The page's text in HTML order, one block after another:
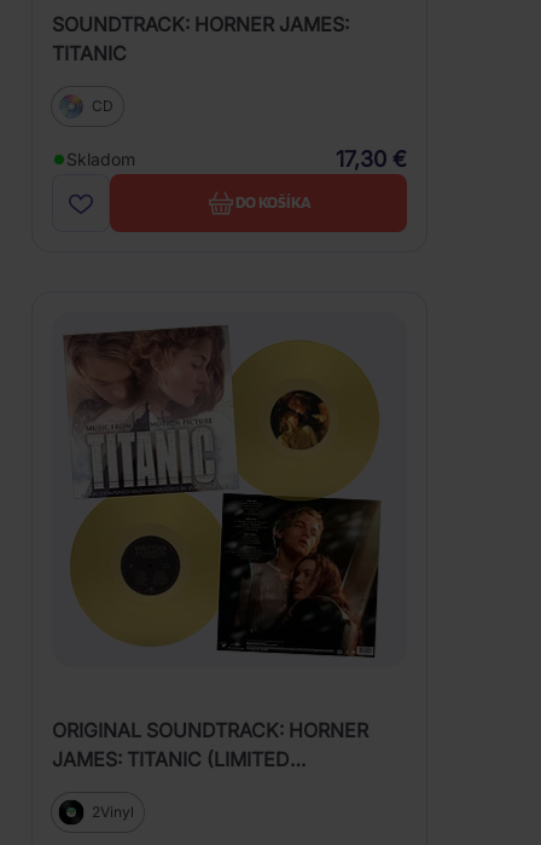
SOUNDTRACK: HORNER JAMES:
TITANIC
CD
Skladom 17,30 €
DO KOŠÍKA
ORIGINAL SOUNDTRACK: HORNER
JAMES: TITANIC (LIMITED
VINYL, REISSUE)
2Vinyl